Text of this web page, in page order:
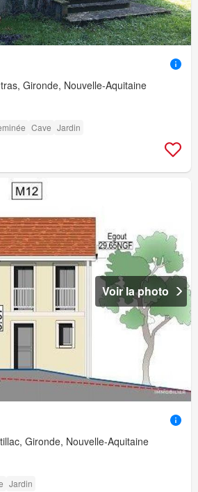
Gironde, Nouvelle-Aquitaine
Cave Jardin
Voir la photo
Gironde, Nouvelle-Aquitaine
Jardin